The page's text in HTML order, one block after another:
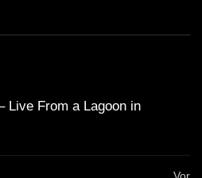
von Norris Terrify hören?
verschiedenen Streaming-
Live From a Lagoon in